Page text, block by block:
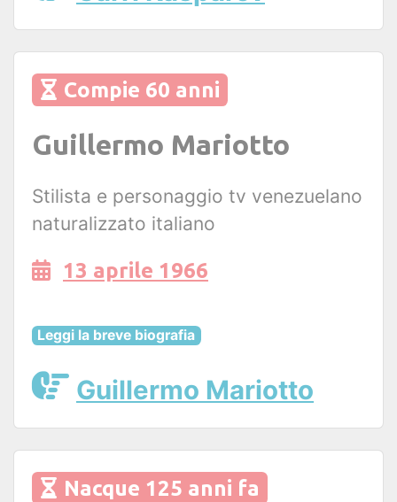
Compie 60 anni
Guillermo Mariotto
Stilista e personaggio tv venezuelano
naturalizzato italiano
13 aprile 1966
Leggi la breve biografia
Guillermo Mariotto
Nacque 125 anni fa